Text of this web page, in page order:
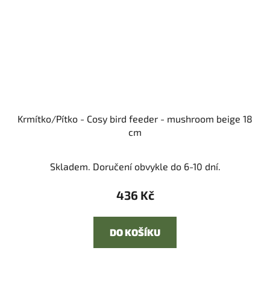
Krmítko/Pítko - Cosy bird feeder - mushroom beige 18
cm
Skladem. Doručení obvykle do 6-10 dní.
436 Kč
DO KOŠÍKU